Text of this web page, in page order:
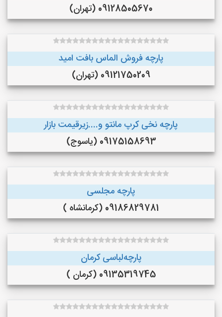
09128505670 (تهران)
پارچه فروش الماس بافت امید
09121750209 (تهران)
پارچه نخی کرپ مانتو و....زیرقیمت بازار
09175158693 (یاسوج)
پارچه مجلسی
09186829781 (کرمانشاه )
پارچه‌لباسی کرمان
09135319745 (کرمان )